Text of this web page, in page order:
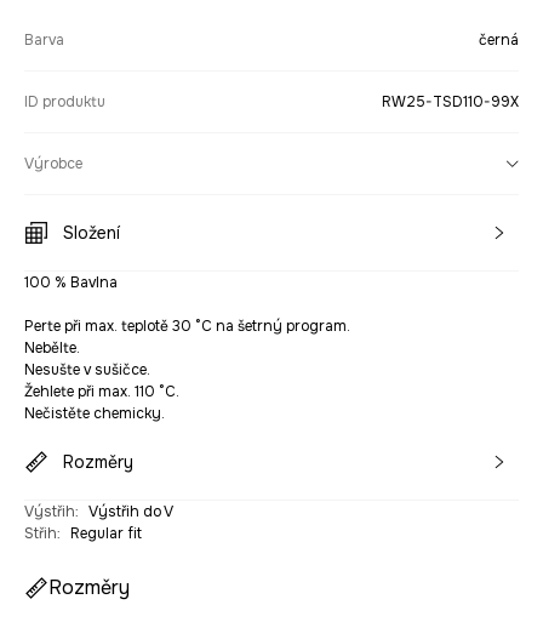
Barva černá
ID produktu RW25-TSD110-99X
Výrobce
Složení
100 % Bavlna
Perte při max. teplotě 30 °C na šetrný program.
Nebělte.
Nesušte v sušičce.
Žehlete při max. 110 °C.
Nečistěte chemicky.
Rozměry
Výstřih: Výstřih do V
Střih: Regular fit
Rozměry